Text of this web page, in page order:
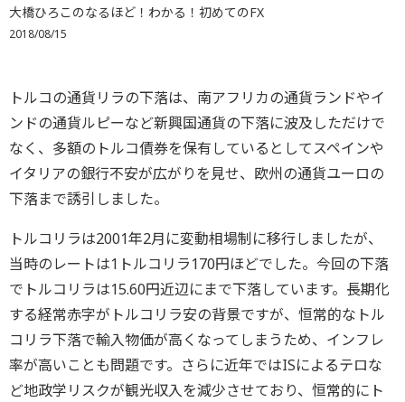
大橋ひろこのなるほど！わかる！初めてのFX
2018/08/15
トルコの通貨リラの下落は、南アフリカの通貨ランドやイ
ンドの通貨ルピーなど新興国通貨の下落に波及しただけで
なく、多額のトルコ債券を保有しているとしてスペインや
イタリアの銀行不安が広がりを見せ、欧州の通貨ユーロの
下落まで誘引しました。
トルコリラは2001年2月に変動相場制に移行しましたが、
当時のレートは1トルコリラ170円ほどでした。今回の下落
でトルコリラは15.60円近辺にまで下落しています。長期化
する経常赤字がトルコリラ安の背景ですが、恒常的なトル
コリラ下落で輸入物価が高くなってしまうため、インフレ
率が高いことも問題です。さらに近年ではISによるテロな
ど地政学リスクが観光収入を減少させており、恒常的にト